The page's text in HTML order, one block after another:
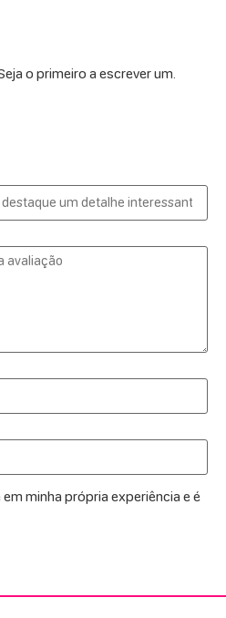
o primeiro a escrever um.
minha própria experiência e é